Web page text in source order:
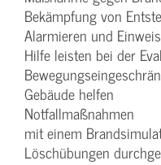
Bekämpfung von
Alarmieren und
Hilfe leisten bei der
Gebäude helfen
Notfallmaßnahmen
mit einem
Löschübungen